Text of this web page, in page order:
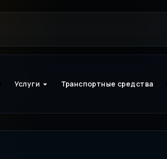
Услуги Транспортные средства